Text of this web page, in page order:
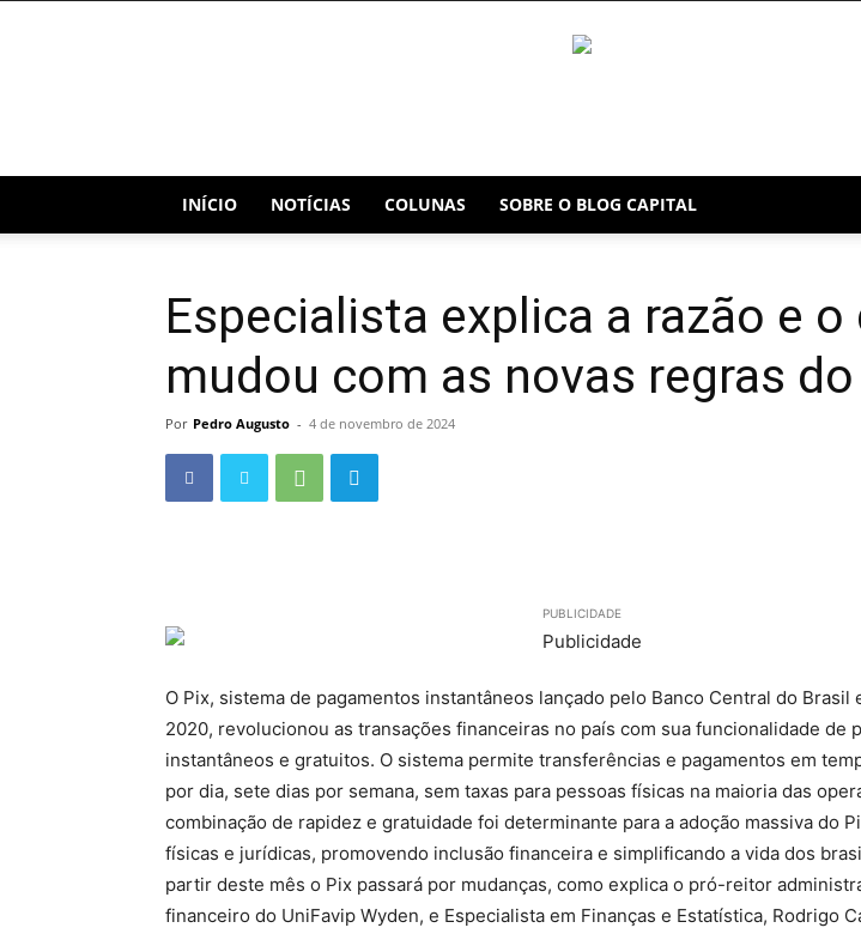
INÍCIO NOTÍCIAS COLUNAS SOBRE O BLOG CAPITAL
Especialista explica a razão e o
mudou com as novas regras do
Por Pedro Augusto - 4 de novembro de 2024
PUBLICIDADE
O Pix, sistema de pagamentos instantâneos lançado pelo Banco Central do Brasil
2020, revolucionou as transações financeiras no país com sua funcionalidade de
instantâneos e gratuitos. O sistema permite transferências e pagamentos em
por dia, sete dias por semana, sem taxas para pessoas físicas na maioria das
combinação de rapidez e gratuidade foi determinante para a adoção massiva do
físicas e jurídicas, promovendo inclusão financeira e simplificando a vida dos
partir deste mês o Pix passará por mudanças, como explica o pró-reitor
financeiro do UniFavip Wyden, e Especialista em Finanças e Estatística, Rodrigo